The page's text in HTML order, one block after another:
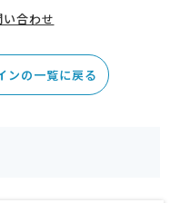
合わせ
ンの一覧に戻る